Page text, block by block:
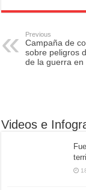
c
e
b
o
st
o
d
o
Previous
Campaña de
sobre peligros
de la guerra en
Videos e